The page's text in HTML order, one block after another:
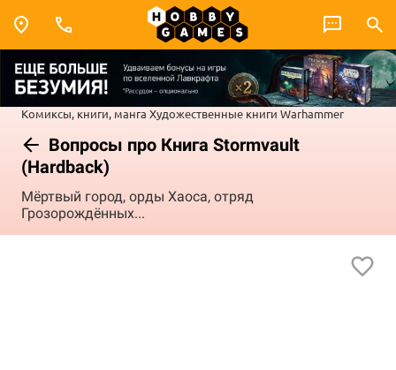
Комиксы, книги, манга Художественные книги Warhammer
Вопросы про Книга Stormvault
(Hardback)
Мёртвый город, орды Хаоса, отряд
Грозорождённых...